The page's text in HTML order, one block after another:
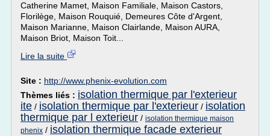
Catherine Mamet, Maison Familiale, Maison Castors,
Florilège, Maison Rouquié, Demeures Côte d'Argent,
Maison Marianne, Maison Clairlande, Maison AURA,
Maison Briot, Maison Toit...
Lire la suite
Site : http://www.phenix-evolution.com
Thèmes liés : isolation thermique par l'exterieur
ite / isolation thermique par l'exterieur / isolation
thermique par l exterieur / isolation thermique maison
phenix / isolation thermique facade exterieur